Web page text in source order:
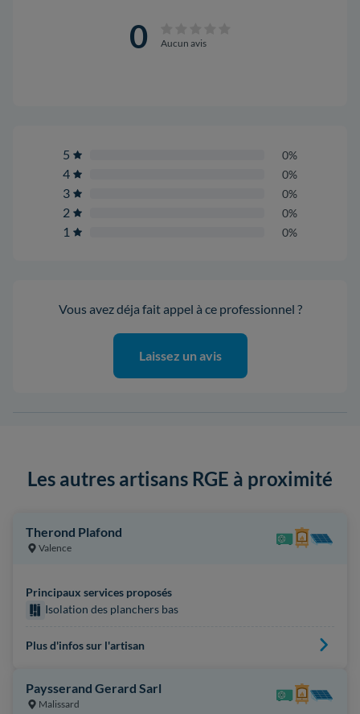
0 Aucun avis
5 0%
4 0%
3 0%
2 0%
1 0%
Vous avez déja fait appel à ce professionnel ?
Laissez un avis
Les autres artisans RGE à proximité
Therond Plafond
Valence
Principaux services proposés
Isolation des planchers bas
Plus d'infos sur l'artisan
Paysserand Gerard Sarl
Malissard